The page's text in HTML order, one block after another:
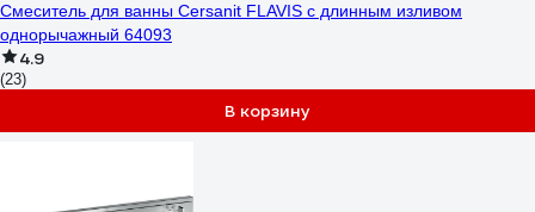
Смеситель для ванны Cersanit FLAVIS с длинным изливом
однорычажный 64093
4.9
(23)
В корзину